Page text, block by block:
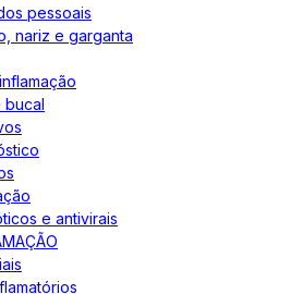
pessoais
nariz e garganta
bucal
e antivirais